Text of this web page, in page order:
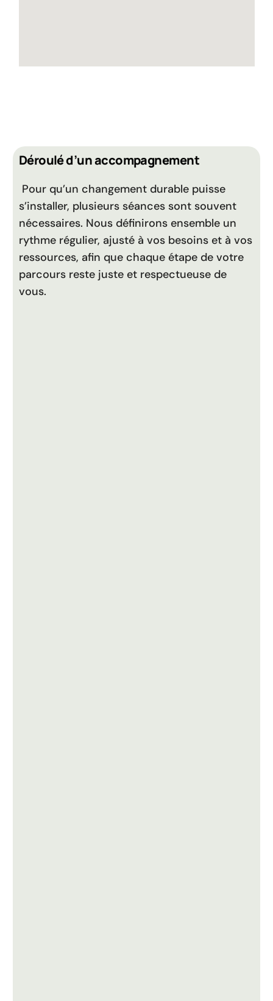
Déroulé d’un accompagnement
Pour qu’un changement durable puisse
s’installer, plusieurs séances sont souvent
nécessaires. Nous définirons ensemble un
rythme régulier, ajusté à vos besoins et à vos
ressources, afin que chaque étape de votre
parcours reste juste et respectueuse de
vous.